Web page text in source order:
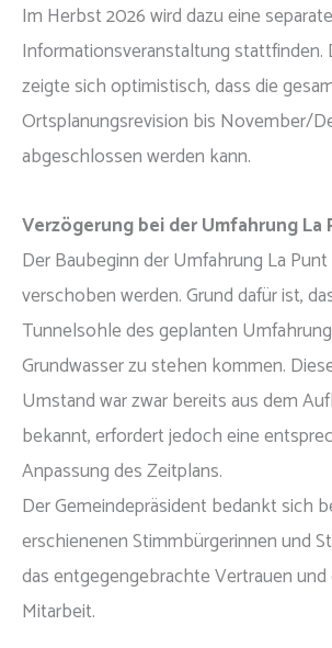
Im Herbst 2026 wird dazu eine separate
Informationsveranstaltung stattfinden.
zeigte sich optimistisch, dass die
Ortsplanungsrevision bis November/
abgeschlossen werden kann.
Verzögerung bei der Umfahrung La
Der Baubeginn der Umfahrung La
verschoben werden. Grund dafür ist,
Tunnelsohle des geplanten
Grundwasser zu stehen kommen.
Umstand war zwar bereits aus dem
bekannt, erfordert jedoch eine
Anpassung des Zeitplans.
Der Gemeindepräsident bedankt sich
erschienenen Stimmbürgerinnen und
das entgegengebrachte Vertrauen
Mitarbeit.